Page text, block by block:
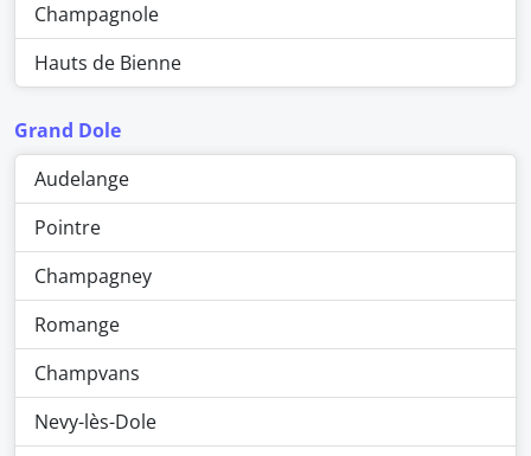
Champagnole
Hauts de Bienne
Grand Dole
Audelange
Pointre
Champagney
Romange
Champvans
Nevy-lès-Dole